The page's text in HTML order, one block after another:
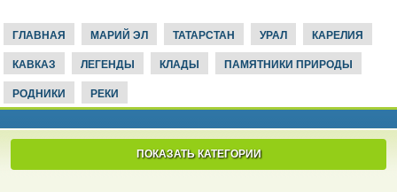
ГЛАВНАЯ МАРИЙ ЭЛ ТАТАРСТАН УРАЛ КАРЕЛИЯ
КАВКАЗ ЛЕГЕНДЫ КЛАДЫ ПАМЯТНИКИ ПРИРОДЫ
РОДНИКИ РЕКИ
ПОКАЗАТЬ КАТЕГОРИИ